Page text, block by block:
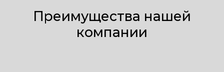
Преимущества нашей
компании